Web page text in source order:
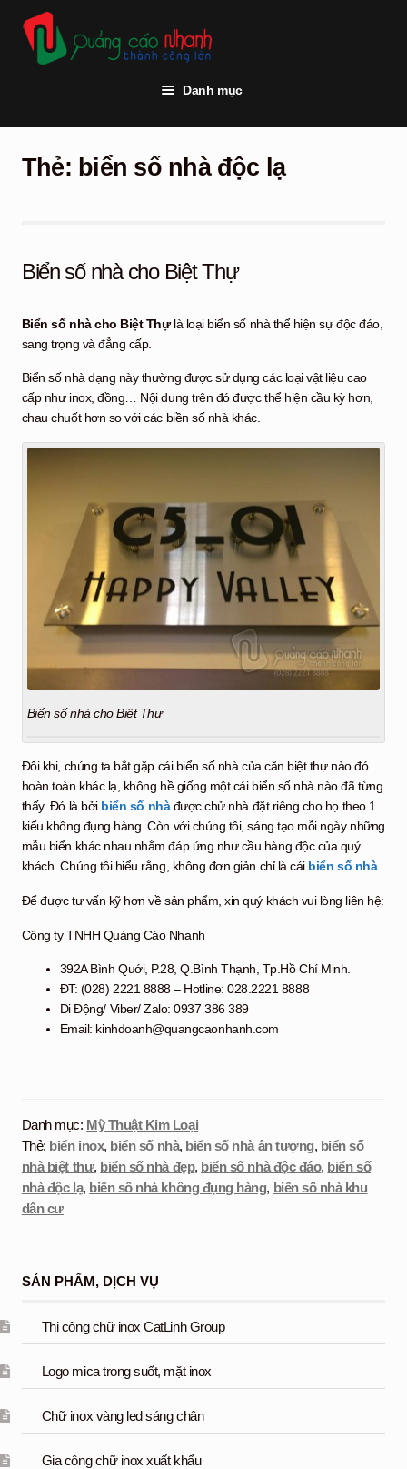
đến
Điều
Chuyển
đến
nội
Danh mục
Thi công quảng cáo
Tư vấn kỹ thuật
Thẻ: biển số nhà độc lạ
Biển số nhà cho Biệt Thự
Biển số nhà cho Biệt Thựlà loại biển số nhà thể hiện sự độc đáo,
sang trọng và đẳng cấp.
Biển số nhà dạng này thường được sử dụng các loại vật liệu cao
cấp như inox, đồng… Nội dung trên đó được thể hiện cầu kỳ hơn,
chau chuốt hơn so với các biền số nhà khác.
Biển số nhà cho Biệt Thự
Đôi khi, chúng ta bắt gặp cái biển số nhà của căn biệt thự nào đó
hoàn toàn khác lạ, không hề giống một cái biển số nhà nào đã từng
thấy. Đó là bởi biển số nhàđược chử nhà đặt riêng cho họ theo 1
kiểu không đụng hàng. Còn với chúng tôi, sáng tạo mỗi ngày những
mẫu biển khác nhau nhằm đáp ứng như cầu hàng độc của quý
khách. Chúng tôi hiểu rằng, không đơn giản chỉ là cái biển số nhà.
Để được tư vấn kỹ hơn về sản phẩm, xin quý khách vui lòng liên hệ:
Công ty TNHH Quảng Cáo Nhanh
392A Bình Quới, P.28, Q.Bình Thạnh, Tp.Hồ Chí Minh.
ĐT: (028) 2221 8888 – Hotline: 028.2221 8888
Di Động/ Viber/ Zalo: 0937 386 389
Email: kinhdoanh@quangcaonhanh.com
Danh mục: Mỹ Thuật Kim Loại
Thẻ: biển inox, biển số nhà, biển số nhà ân tượng, biển số
nhà biệt thư, biển số nhà đẹp, biển số nhà độc đáo, biển số
nhà độc lạ, biển số nhà không đụng hàng, biển số nhà khu
dân cư
SẢN PHẨM, DỊCH VỤ
Thi công chữ inox CatLinh Group
Logo mica trong suốt, mặt inox
Chữ inox vàng led sáng chân
Gia công chữ inox xuất khẩu